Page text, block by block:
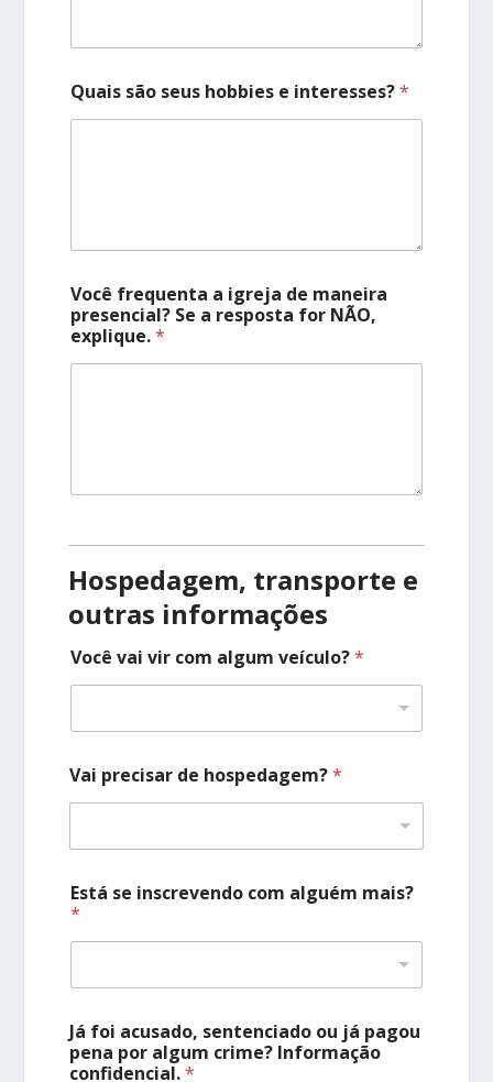
Quais são seus hobbies e interesses?*
Você frequenta a igreja de maneira
presencial? Se a resposta for NÃO,
explique.*
Hospedagem, transporte e
outras informações
Você vai vir com algum veículo?*
Vai precisar de hospedagem?*
Está se inscrevendo com alguém mais?
*
Já foi acusado, sentenciado ou já pagou
pena por algum crime? Informação
confidencial.*